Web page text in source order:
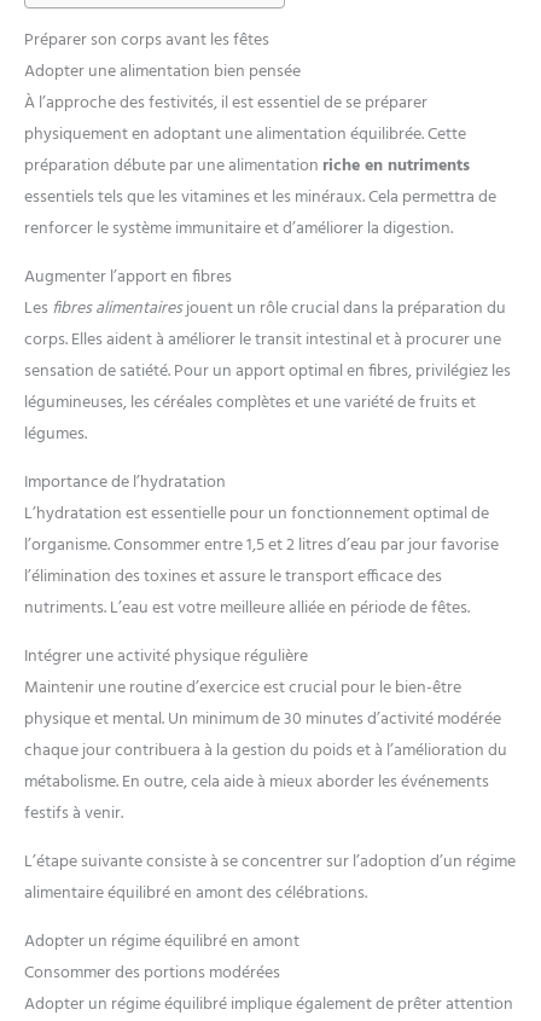
Préparer son corps avant les fêtes
Adopter une alimentation bien pensée
À l’approche des festivités, il est essentiel de se préparer
physiquement en adoptant une alimentation équilibrée. Cette
préparation débute par une alimentation riche en nutriments
essentiels tels que les vitamines et les minéraux. Cela permettra de
renforcer le système immunitaire et d’améliorer la digestion.
Augmenter l’apport en fibres
Lesfibres alimentairesjouent un rôle crucial dans la préparation du
corps. Elles aident à améliorer le transit intestinal et à procurer une
sensation de satiété. Pour un apport optimal en fibres, privilégiez les
légumineuses, les céréales complètes et une variété de fruits et
légumes.
Importance de l’hydratation
L’hydratation est essentielle pour un fonctionnement optimal de
l’organisme. Consommer entre 1,5 et 2 litres d’eau par jour favorise
l’élimination des toxines et assure le transport efficace des
nutriments. L’eau est votre meilleure alliée en période de fêtes.
Intégrer une activité physique régulière
Maintenir une routine d’exercice est crucial pour le bien-être
physique et mental. Un minimum de 30 minutes d’activité modérée
chaque jour contribuera à la gestion du poids et à l’amélioration du
métabolisme. En outre, cela aide à mieux aborder les événements
festifs à venir.
L’étape suivante consiste à se concentrer sur l’adoption d’un régime
alimentaire équilibré en amont des célébrations.
Adopter un régime équilibré en amont
Consommer des portions modérées
Adopter un régime équilibré implique également de prêter attention